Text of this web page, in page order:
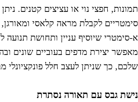
חפצי נוי או עציצים קטנים.
לקבלת מראה קלאסי ומאורגן,
סימטרי שיוסיף עניין ותחושת תנועה
יצירת מדפים בעוביים שונים
כך שניתן לעצב חלל פונקציונלי
גבס עם תאורה נסתרת